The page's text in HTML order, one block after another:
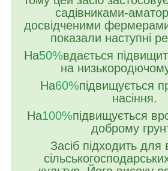
садівниками-
досвідченими
показали наступні
На50%вдається
на низькородючому
На60%підвищується
насіння.
На100%підвищується
доброму
Засіб підходить для